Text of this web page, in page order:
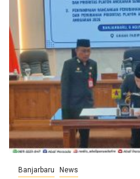
Banjarbaru News